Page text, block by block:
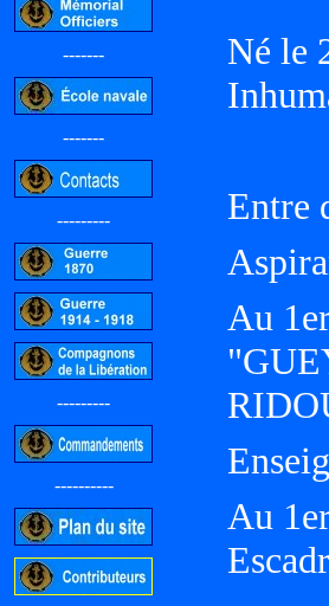
-------
-------
---------
---------
----------
Né le
Entre
Au
Au